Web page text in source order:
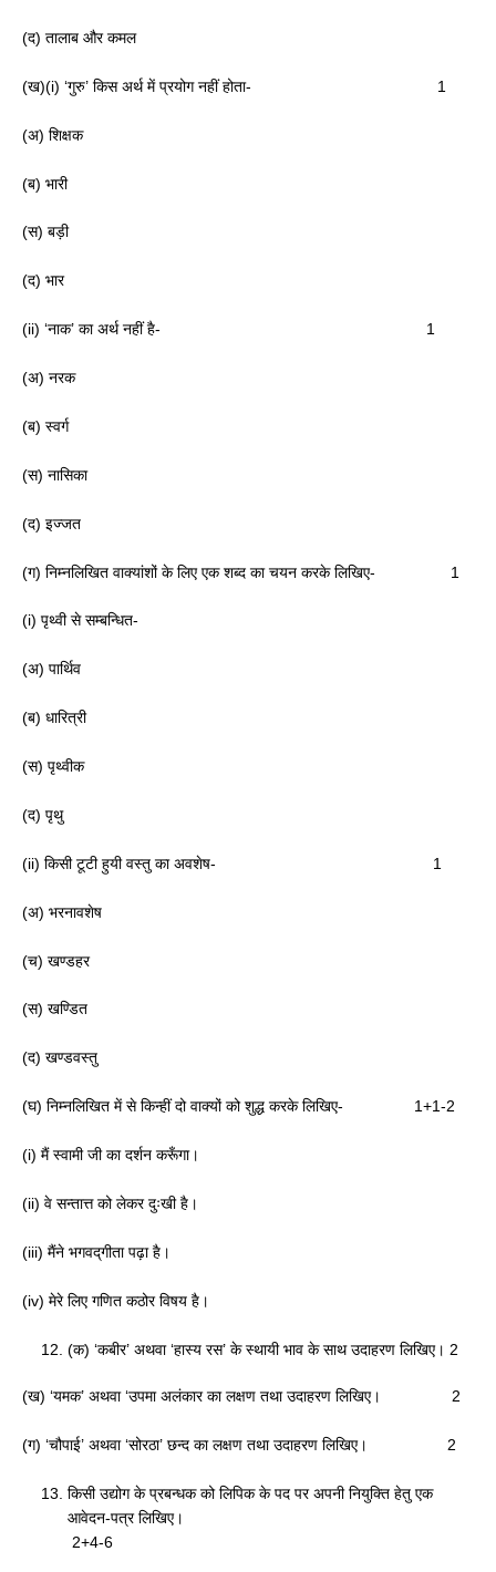
(द) तालाब और कमल
(ख)(i) ‘गुरु’ किस अर्थ में प्रयोग नहीं होता- 1
(अ) शिक्षक
(ब) भारी
(स) बड़ी
(द) भार
(ii) ‘नाक’ का अर्थ नहीं है- 1
(अ) नरक
(ब) स्वर्ग
(स) नासिका
(द) इज्जत
(ग) निम्नलिखित वाक्यांशों के लिए एक शब्द का चयन करके लिखिए- 1
(i) पृथ्वी से सम्बन्धित-
(अ) पार्थिव
(ब) धारित्री
(स) पृथ्वीक
(द) पृथु
(ii) किसी टूटी हुयी वस्तु का अवशेष- 1
(अ) भरनावशेष
(च) खण्डहर
(स) खण्डित
(द) खण्डवस्तु
(घ) निम्नलिखित में से किन्हीं दो वाक्यों को शुद्ध करके लिखिए- 1+1-2
(i) मैं स्वामी जी का दर्शन करूँगा।
(ii) वे सन्तात्त को लेकर दुःखी है।
(iii) मैंने भगवद्‌गीता पढ़ा है।
(iv) मेरे लिए गणित कठोर विषय है।
(क) ‘कबीर’ अथवा ‘हास्य रस’ के स्थायी भाव के साथ उदाहरण लिखिए। 2
(ख) ‘यमक’ अथवा ‘उपमा अलंकार का लक्षण तथा उदाहरण लिखिए। 2
(ग) ‘चौपाई’ अथवा ‘सोरठा’ छन्द का लक्षण तथा उदाहरण लिखिए। 2
किसी उद्योग के प्रबन्धक को लिपिक के पद पर अपनी नियुक्ति हेतु एक
आवेदन-पत्र लिखिए।
2+4-6